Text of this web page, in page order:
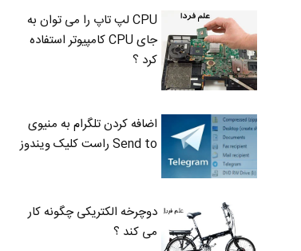
CPU لپ تاپ را می توان به
جای CPU کامپیوتر استفاده
کرد ؟
اضافه کردن تلگرام به منیوی
Send to راست کلیک ویندوز
دوچرخه الکتریکی چگونه کار
می کند ؟